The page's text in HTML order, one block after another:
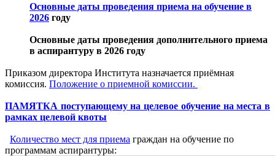
Основные даты проведения приема на обучение в
2026 году
Основные даты проведения дополнительного приема
в аспирантуру в 2026 году
Приказом директора Института назначается приёмная
комиссия. Положение о приемной комиссии.
ПАМЯТКА поступающему на целевое обучение на места в
рамках целевой квоты
Количество мест для приема граждан на обучение по
программам аспирантуры: